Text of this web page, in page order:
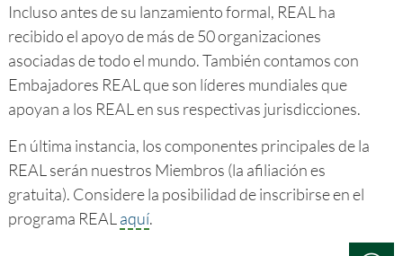
Incluso antes de su lanzamiento formal, REAL ha
recibido el apoyo de más de 50 organizaciones
asociadas de todo el mundo. También contamos con
Embajadores REAL que son líderes mundiales que
apoyan a los REAL en sus respectivas jurisdicciones.
En última instancia, los componentes principales de la
REAL serán nuestros Miembros (la afiliación es
gratuita). Considere la posibilidad de inscribirse en el
programa REAL aquí.